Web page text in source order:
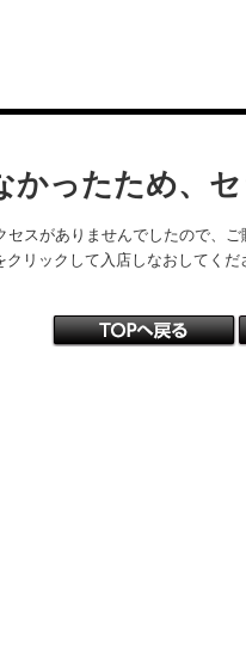
かったため、
スがありませんでしたので、ご
リックして入店しなおしてくだ